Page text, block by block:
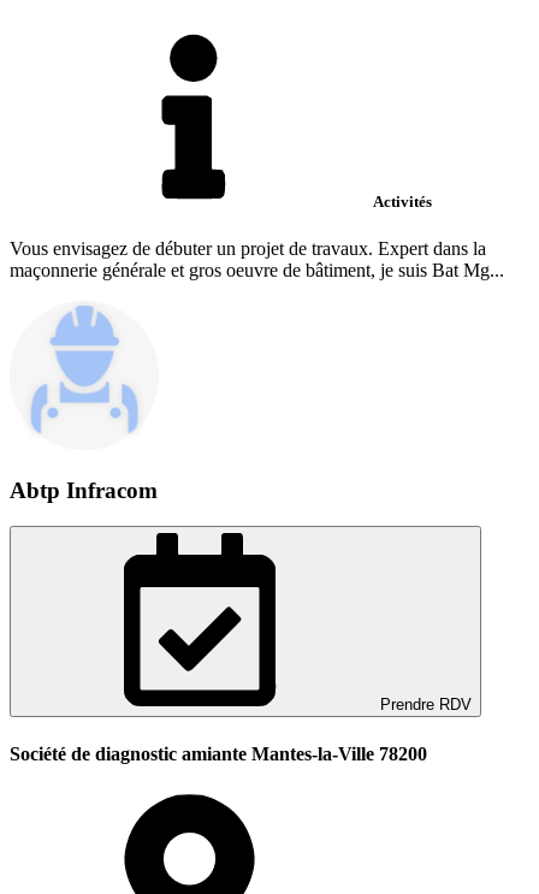
Activités
Vous envisagez de débuter un projet de travaux. Expert dans la
maçonnerie générale et gros oeuvre de bâtiment, je suis Bat Mg...
Abtp Infracom
Prendre RDV
Société de diagnostic amiante Mantes-la-Ville 78200